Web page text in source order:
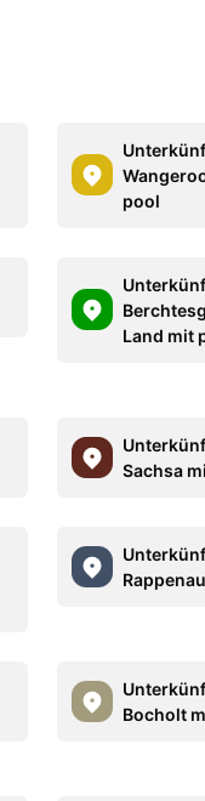
pool
Land mit
Sachsa
Bocholt